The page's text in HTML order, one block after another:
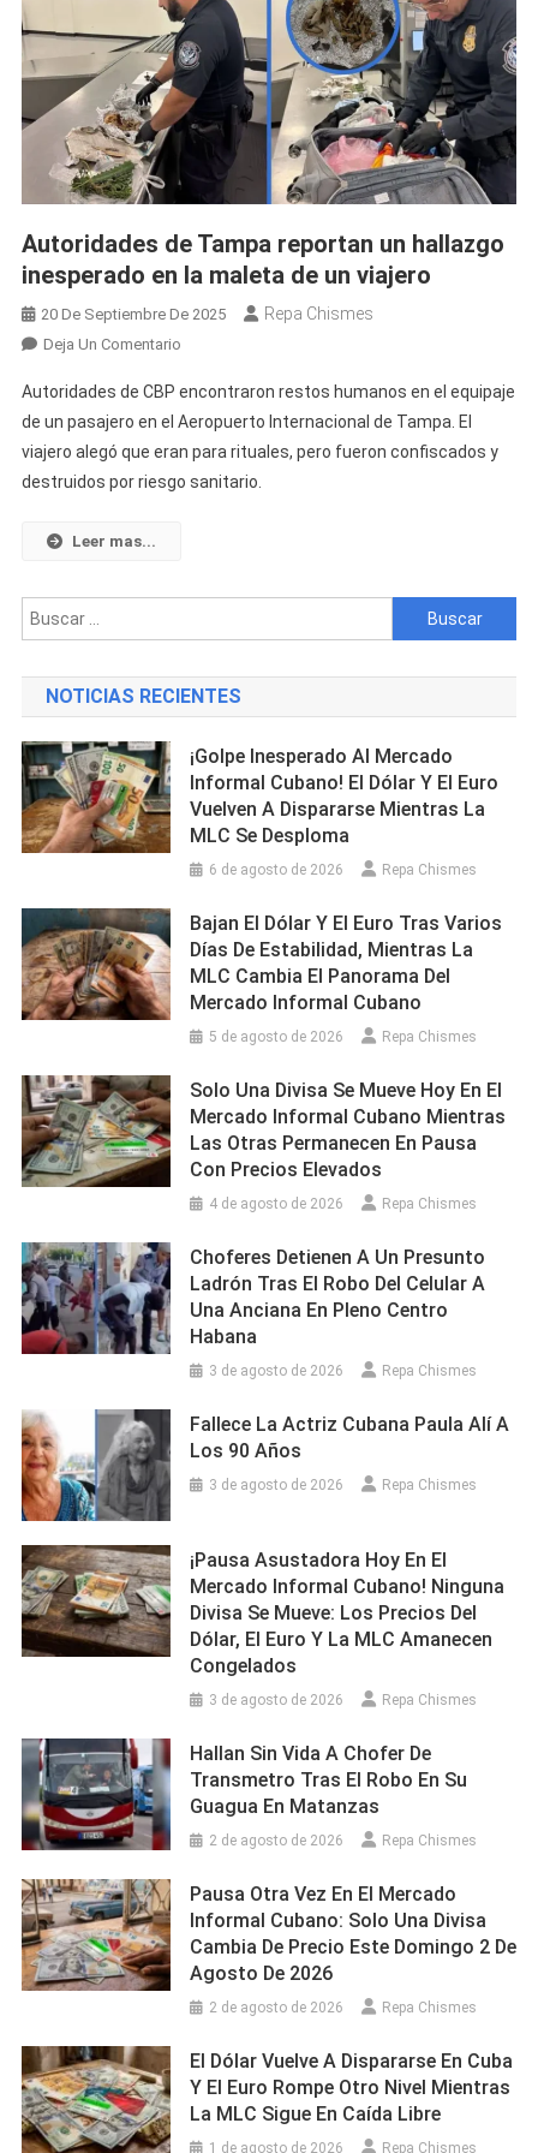
Autoridades de Tampa reportan un hallazgo
inesperado en la maleta de un viajero
20 De Septiembre De 2025 Repa Chismes
Deja Un ComentarioEn
De
Tampa
Reportan
Un
Un
Viajero
Autoridades de CBP encontraron restos humanos en el equipaje
de un pasajero en el Aeropuerto Internacional de Tampa. El
viajero alegó que eran para rituales, pero fueron confiscados y
destruidos por riesgo sanitario.
Leer mas...
Buscar:
NOTICIAS RECIENTES
¡Golpe Inesperado Al Mercado
Informal Cubano! El Dólar Y El Euro
Vuelven A Dispararse Mientras La
MLC Se Desploma
6 de agosto de 2026 Repa Chismes
Bajan El Dólar Y El Euro Tras Varios
Días De Estabilidad, Mientras La
MLC Cambia El Panorama Del
Mercado Informal Cubano
5 de agosto de 2026 Repa Chismes
Solo Una Divisa Se Mueve Hoy En El
Mercado Informal Cubano Mientras
Las Otras Permanecen En Pausa
Con Precios Elevados
4 de agosto de 2026 Repa Chismes
Choferes Detienen A Un Presunto
Ladrón Tras El Robo Del Celular A
Una Anciana En Pleno Centro
Habana
3 de agosto de 2026 Repa Chismes
Fallece La Actriz Cubana Paula Alí A
Los 90 Años
3 de agosto de 2026 Repa Chismes
¡Pausa Asustadora Hoy En El
Mercado Informal Cubano! Ninguna
Divisa Se Mueve: Los Precios Del
Dólar, El Euro Y La MLC Amanecen
Congelados
3 de agosto de 2026 Repa Chismes
Hallan Sin Vida A Chofer De
Transmetro Tras El Robo En Su
Guagua En Matanzas
2 de agosto de 2026 Repa Chismes
Pausa Otra Vez En El Mercado
Informal Cubano: Solo Una Divisa
Cambia De Precio Este Domingo 2 De
Agosto De 2026
2 de agosto de 2026 Repa Chismes
El Dólar Vuelve A Dispararse En Cuba
Y El Euro Rompe Otro Nivel Mientras
La MLC Sigue En Caída Libre
1 de agosto de 2026 Repa Chismes